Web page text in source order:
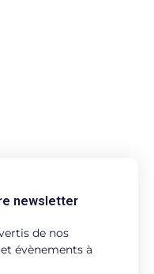
newsletter
de nos
évènements à